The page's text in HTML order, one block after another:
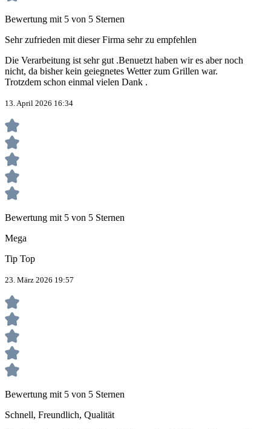
Bewertung mit 5 von 5 Sternen
Sehr zufrieden mit dieser Firma sehr zu empfehlen
Die Verarbeitung ist sehr gut .Benuetzt haben wir es aber noch
nicht, da bisher kein geiegnetes Wetter zum Grillen war.
Trotzdem schon einmal vielen Dank .
13. April 2026 16:34
Bewertung mit 5 von 5 Sternen
Mega
Tip Top
23. März 2026 19:57
Bewertung mit 5 von 5 Sternen
Schnell, Freundlich, Qualität